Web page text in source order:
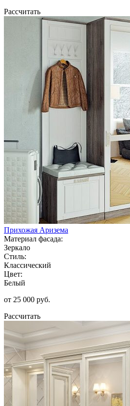
Рассчитать
Прихожая Аризема
Материал фасада:
Зеркало
Стиль:
Классический
Цвет:
Белый
от 25 000 руб.
Рассчитать